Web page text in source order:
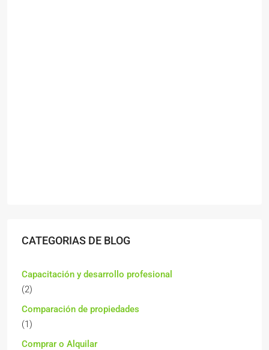
CATEGORIAS DE BLOG
Capacitación y desarrollo profesional
(2)
Comparación de propiedades
(1)
Comprar o Alquilar